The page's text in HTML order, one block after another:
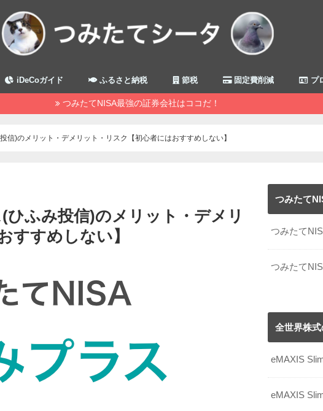
iDeCoガイド ふるさと納税 節税 固定費削減 プ
つみたてNISA最強の証券会社はココだ！
信)のメリット・デメリット・リスク【初心者にはおすすめしない】
ひふみ投信)のメリット・デメリ
すすめしない】
つみたて
つみたて
つみたて
全世界株
eMAXIS
eMAXIS